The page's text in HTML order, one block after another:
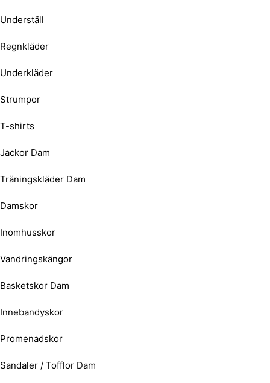
Underställ
Regnkläder
Underkläder
Strumpor
T-shirts
Jackor Dam
Träningskläder Dam
Damskor
Inomhusskor
Vandringskängor
Basketskor Dam
Innebandyskor
Promenadskor
Sandaler / Tofflor Dam